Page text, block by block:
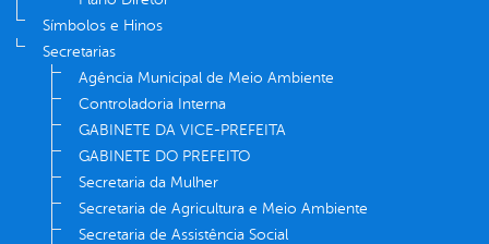
Símbolos e Hinos
Secretarias
Agência Municipal de Meio Ambiente
Controladoria Interna
GABINETE DA VICE-PREFEITA
GABINETE DO PREFEITO
Secretaria da Mulher
Secretaria de Agricultura e Meio Ambiente
Secretaria de Assistência Social